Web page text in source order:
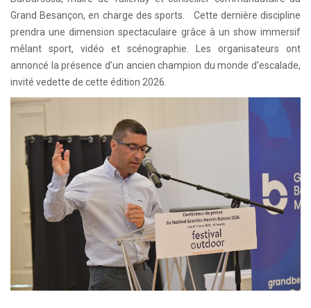
Grand Besançon, en charge des sports. Cette dernière discipline
prendra une dimension spectaculaire grâce à un show immersif
mêlant sport, vidéo et scénographie. Les organisateurs ont
annoncé la présence d’un ancien champion du monde d’escalade,
invité vedette de cette édition 2026.